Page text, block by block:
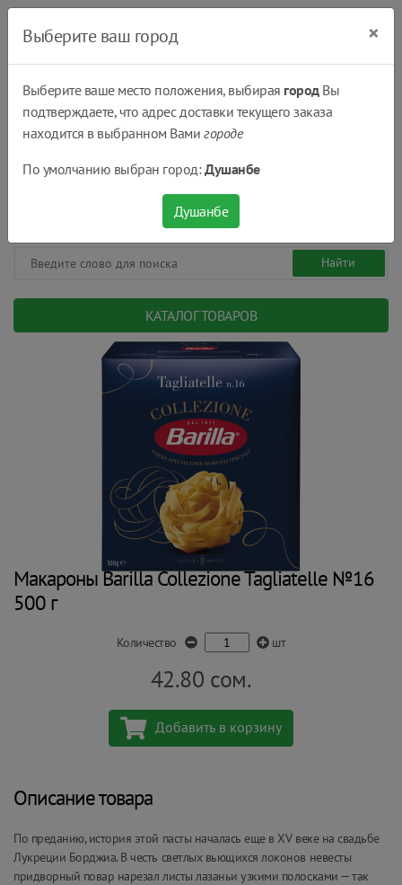
КАТАЛОГ ТОВАРОВ
Макароны Barilla Collezione Tagliatelle №16
500 г
Количество шт
42.80 сом.
Добавить в корзину
Описание товара
По преданию, история этой пасты началась еще в XV веке на свадьбе
Лукреции Борджиа. В честь светлых вьющихся локонов невесты
придворный повар нарезал листы лазаньи узкими полосками — так
Выберите ваш город ×
Выберите ваше место положения, выбирая городВы
подтверждаете, что адрес доставки текущего заказа
находится в выбранном Вамигороде
По умолчанию выбран город:Душанбе
Душанбе